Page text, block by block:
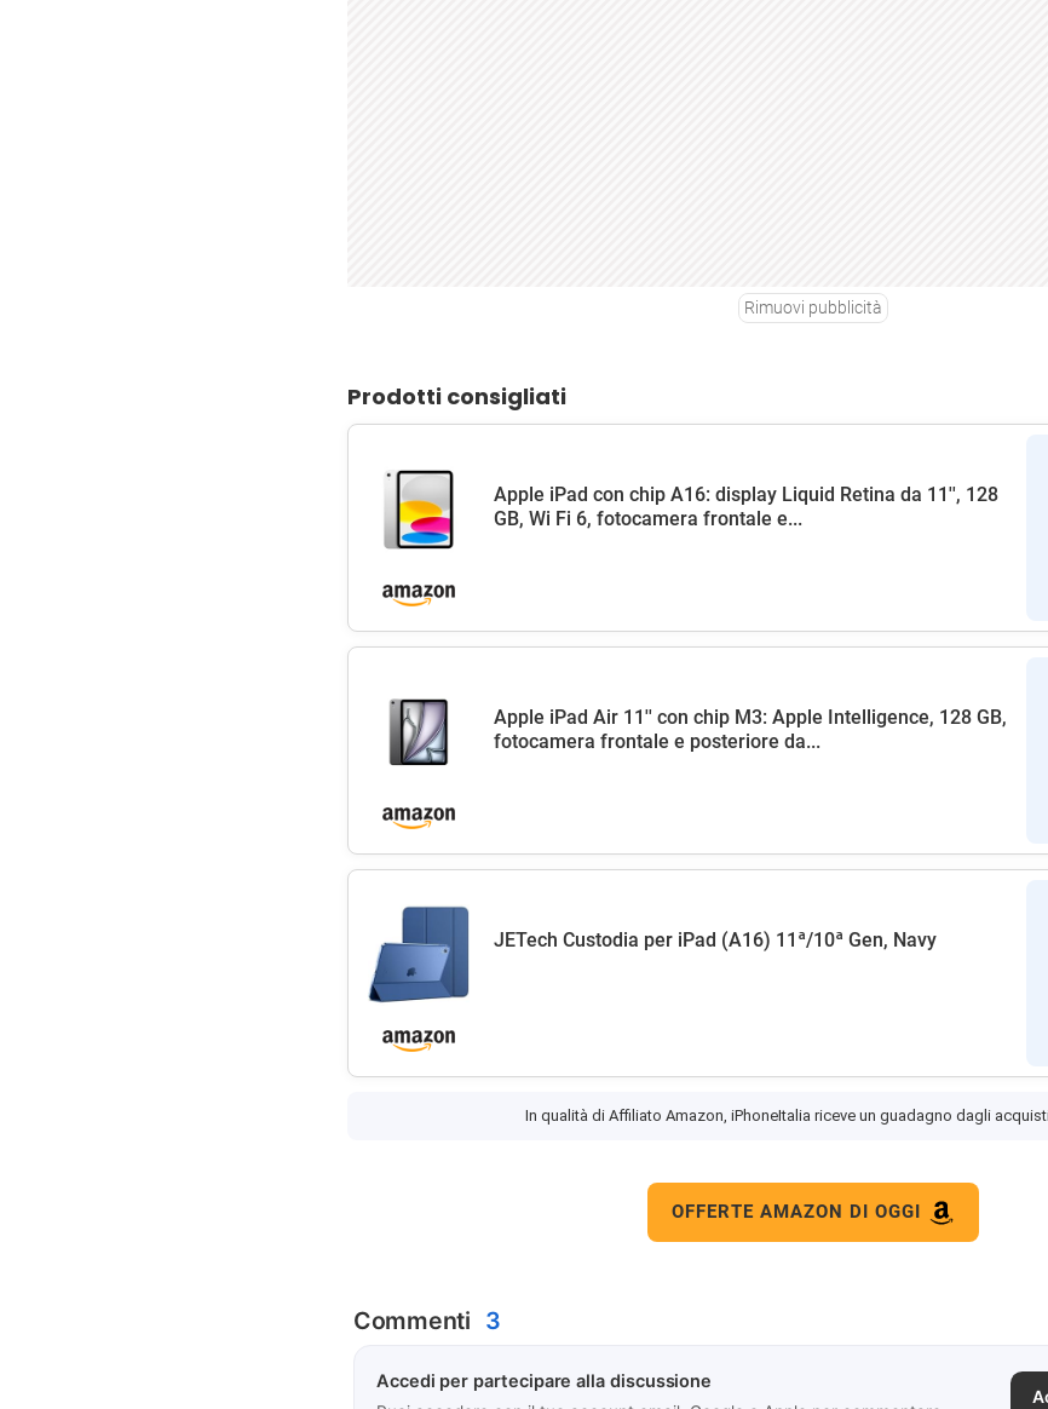
Rimuovi pubblicità
Prodotti consigliati
Apple iPad con chip A16: display Liquid Retina da 11'', 128
GB, Wi Fi 6, fotocamera frontale e...
Apple iPad Air 11'' con chip M3: Apple Intelligence, 128 GB,
fotocamera frontale e posteriore da...
JETech Custodia per iPad (A16) 11ª/10ª Gen, Navy
In qualità di Affiliato Amazon, iPhoneItalia riceve un guadagno dagli
OFFERTE AMAZON DI OGGI
Commenti 3
Accedi per partecipare alla discussione